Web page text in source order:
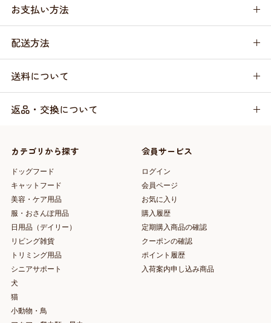
お支払い方法
配送方法
送料について
返品・交換について
カテゴリから探す
ドッグフード
キャットフード
美容・ケア用品
服・おさんぽ用品
日用品（デイリー）
リビング雑貨
トリミング用品
シニアサポート
犬
猫
小動物・鳥
会員サービス
ログイン
会員ページ
お気に入り
購入履歴
定期購入商品の確認
クーポンの確認
ポイント履歴
入荷案内申し込み商品